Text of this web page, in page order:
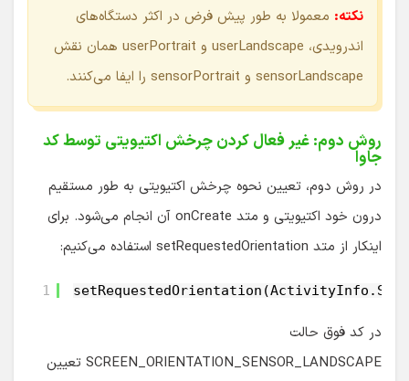
نکته: معمولا به طور پیش فرض در اکثر دستگاه‌های
اندرویدی، userLandscape و userPortrait همان نقش
sensorLandscape و sensorPortrait را ایفا می‌کنند.
روش دوم: غیر فعال کردن چرخش اکتیویتی توسط کد
جاوا
در روش دوم، تعیین نحوه چرخش اکتیویتی به طور مستقیم
درون خود اکتیویتی و متد onCreate آن انجام می‌شود. برای
اینکار از متد setRequestedOrientation استفاده می‌کنیم:
1
در کد فوق حالت
SCREEN_ORIENTATION_SENSOR_LANDSCAPE تعیین